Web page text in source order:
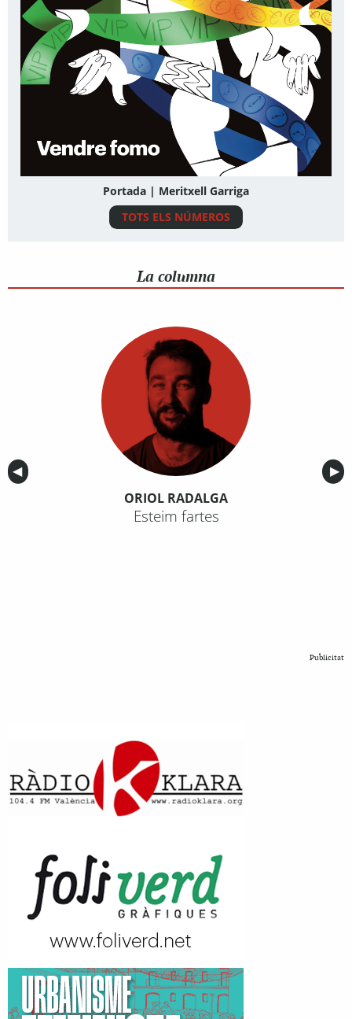
Portada | Meritxell Garriga
TOTS ELS NÚMEROS
La columna
Anterior
◀︎ ▶︎
ORIOL RADALGA
Esteim fartes
Publicitat